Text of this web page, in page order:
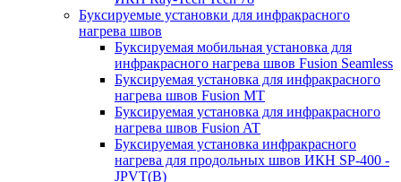
Буксируемые установки для инфракрасного
нагрева швов
Буксируемая мобильная установка для
инфракрасного нагрева швов Fusion Seamless
Буксируемая установка для инфракрасного
нагрева швов Fusion MT
Буксируемая установка для инфракрасного
нагрева швов Fusion AT
Буксируемая установка инфракрасного
нагрева для продольных швов ИКН SP-400 -
JPVT(B)